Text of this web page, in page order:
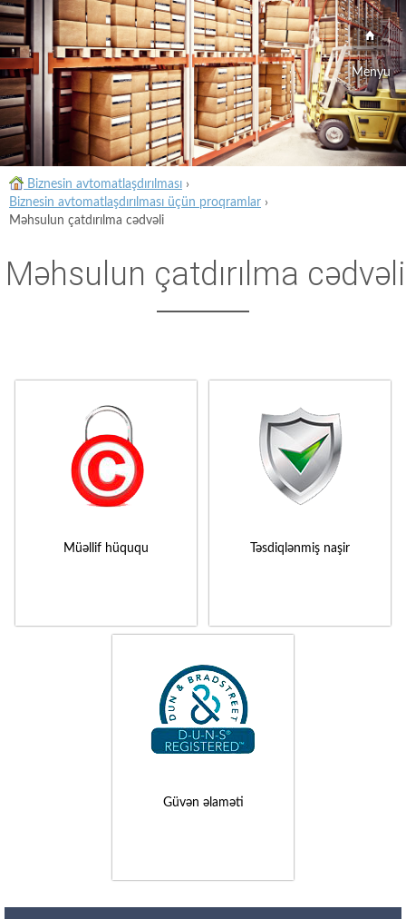
Menyu
Biznesin avtomatlaşdırılması ›
Biznesin avtomatlaşdırılması üçün proqramlar ›
Məhsulun çatdırılma cədvəli
Məhsulun çatdırılma cədvəli
Müəllif hüququ Təsdiqlənmiş naşir
Güvən əlaməti